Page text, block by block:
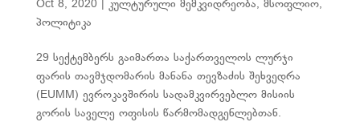
Oct 8, 2020 კულტურული მემკვიდრეობა, მსოფლიო,
პოლიტიკა
29 სექტემბერს გაიმართა საქართველოს ლურჯი
ფარის თავმჯდომარის მანანა თევზაძის შეხვედრა
(EUMM) ევროკავშირის სადამკვირვებლო მისიის
გორის საველე ოფისის წარმომადგენლებთან.